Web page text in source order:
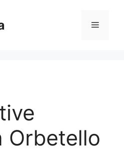
Menu
Orbetello